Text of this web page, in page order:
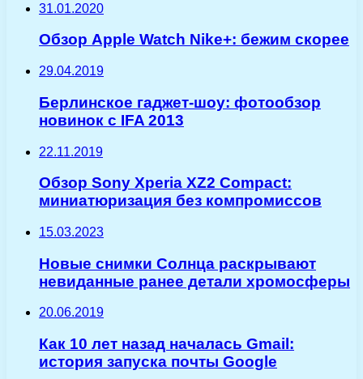
31.01.2020
Обзор Apple Watch Nike+: бежим скорее
29.04.2019
Берлинское гаджет-шоу: фотообзор
новинок с IFA 2013
22.11.2019
Обзор Sony Xperia XZ2 Compact:
миниатюризация без компромиссов
15.03.2023
Новые снимки Солнца раскрывают
невиданные ранее детали хромосферы
20.06.2019
Как 10 лет назад началась Gmail:
история запуска почты Google